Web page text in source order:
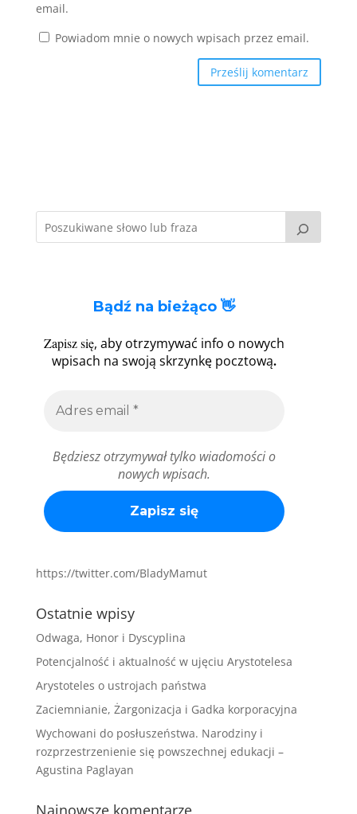
email.
Powiadom mnie o nowych wpisach przez email.
Bądź na bieżąco 👋
Zapisz się, aby otrzymywać info o nowych
wpisach na swoją skrzynkę pocztową.
Będziesz otrzymywał tylko wiadomości o
nowych wpisach.
https://twitter.com/BladyMamut
Ostatnie wpisy
Odwaga, Honor i Dyscyplina
Potencjalność i aktualność w ujęciu Arystotelesa
Arystoteles o ustrojach państwa
Zaciemnianie, Żargonizacja i Gadka korporacyjna
Wychowani do posłuszeństwa. Narodziny i
rozprzestrzenienie się powszechnej edukacji –
Agustina Paglayan